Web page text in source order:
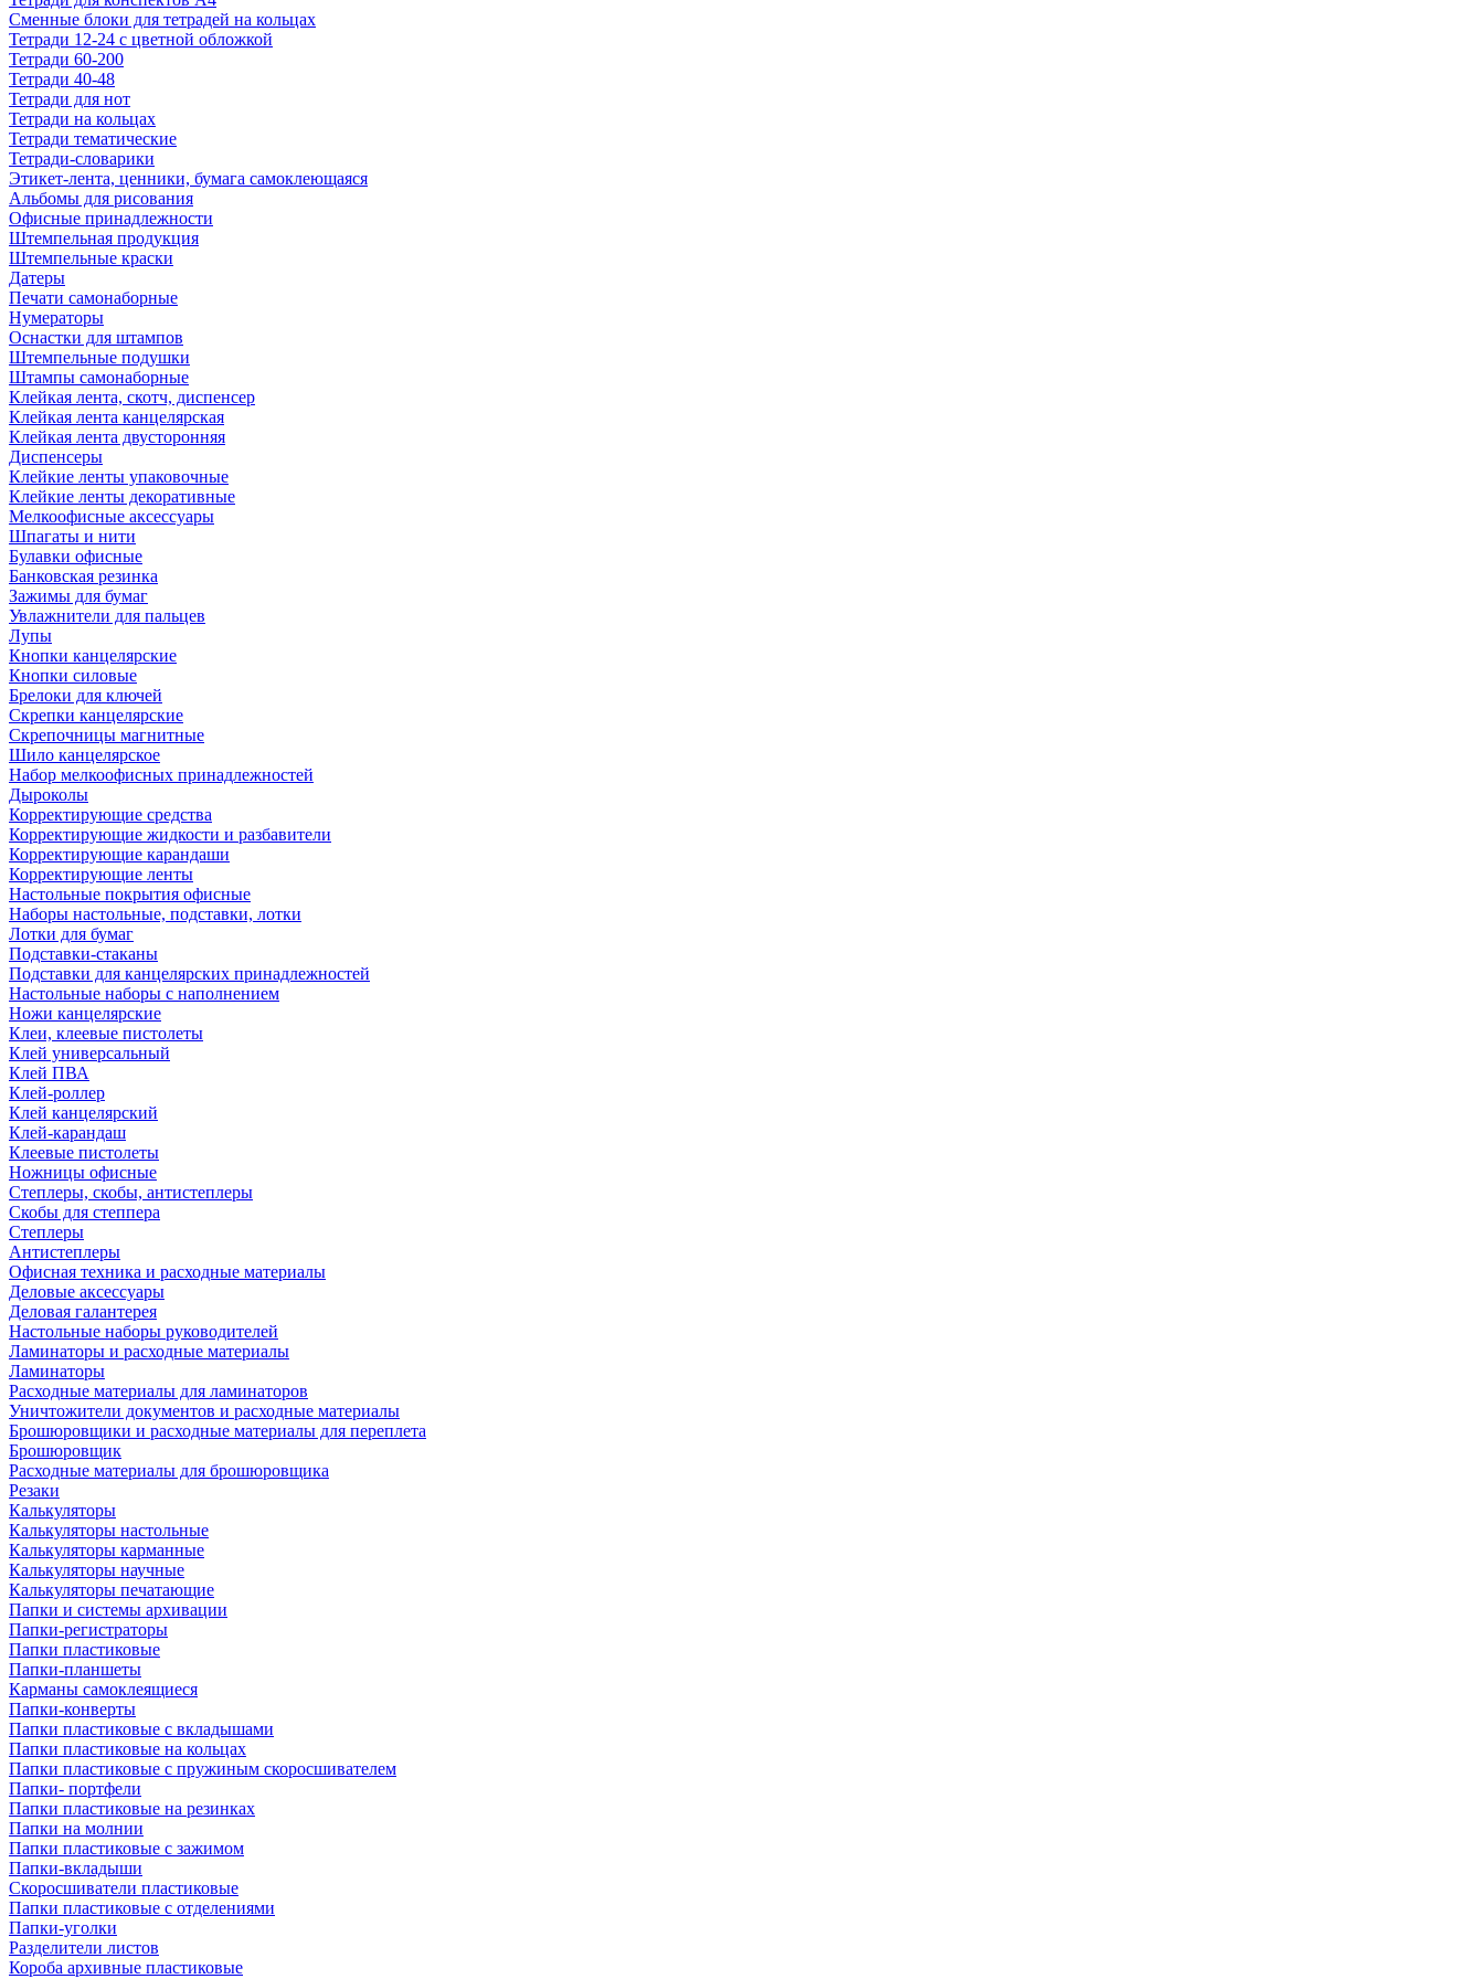
Сменные блоки для тетрадей на кольцах
Тетради 12-24 с цветной обложкой
Тетради 60-200
Тетради 40-48
Тетради для нот
Тетради на кольцах
Тетради тематические
Тетради-словарики
Этикет-лента, ценники, бумага самоклеющаяся
Альбомы для рисования
Офисные принадлежности
Штемпельная продукция
Штемпельные краски
Датеры
Печати самонаборные
Нумераторы
Оснастки для штампов
Штемпельные подушки
Штампы самонаборные
Клейкая лента, скотч, диспенсер
Клейкая лента канцелярская
Клейкая лента двусторонняя
Диспенсеры
Клейкие ленты упаковочные
Клейкие ленты декоративные
Мелкоофисные аксессуары
Шпагаты и нити
Булавки офисные
Банковская резинка
Зажимы для бумаг
Увлажнители для пальцев
Лупы
Кнопки канцелярские
Кнопки силовые
Брелоки для ключей
Скрепки канцелярские
Скрепочницы магнитные
Шило канцелярское
Набор мелкоофисных принадлежностей
Дыроколы
Корректирующие средства
Корректирующие жидкости и разбавители
Корректирующие карандаши
Корректирующие ленты
Настольные покрытия офисные
Наборы настольные, подставки, лотки
Лотки для бумаг
Подставки-стаканы
Подставки для канцелярских принадлежностей
Настольные наборы с наполнением
Ножи канцелярские
Клеи, клеевые пистолеты
Клей универсальный
Клей ПВА
Клей-роллер
Клей канцелярский
Клей-карандаш
Клеевые пистолеты
Ножницы офисные
Степлеры, скобы, антистеплеры
Скобы для степпера
Степлеры
Антистеплеры
Офисная техника и расходные материалы
Деловые аксессуары
Деловая галантерея
Настольные наборы руководителей
Ламинаторы и расходные материалы
Ламинаторы
Расходные материалы для ламинаторов
Уничтожители документов и расходные материалы
Брошюровщики и расходные материалы для переплета
Брошюровщик
Расходные материалы для брошюровщика
Резаки
Калькуляторы
Калькуляторы настольные
Калькуляторы карманные
Калькуляторы научные
Калькуляторы печатающие
Папки и системы архивации
Папки-регистраторы
Папки пластиковые
Папки-планшеты
Карманы самоклеящиеся
Папки-конверты
Папки пластиковые с вкладышами
Папки пластиковые на кольцах
Папки пластиковые с пружиным скоросшивателем
Папки- портфели
Папки пластиковые на резинках
Папки на молнии
Папки пластиковые с зажимом
Папки-вкладыши
Скоросшиватели пластиковые
Папки пластиковые с отделениями
Папки-уголки
Разделители листов
Короба архивные пластиковые